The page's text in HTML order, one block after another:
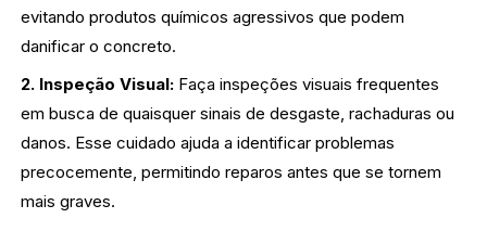
evitando produtos químicos agressivos que podem
danificar o concreto.
2. Inspeção Visual: Faça inspeções visuais frequentes
em busca de quaisquer sinais de desgaste, rachaduras ou
danos. Esse cuidado ajuda a identificar problemas
precocemente, permitindo reparos antes que se tornem
mais graves.